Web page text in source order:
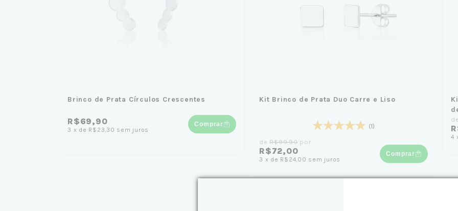
Brinco de Prata Círculos Crescentes
R$69,90
3 x de R$23,30 sem juros
Comprar
Kit Brinco de Prata Duo Carre e Liso
(1)
deR$99,90por
R$72,00
3 x de R$24,00 sem juros
Comprar
4